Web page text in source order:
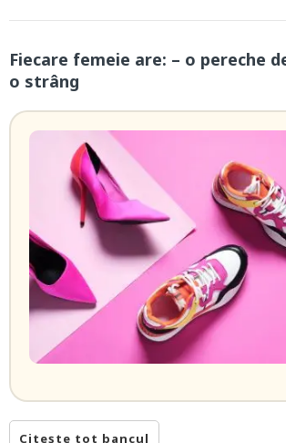
Fiecare femeie are: – o pereche
o strâng
Citește tot bancul